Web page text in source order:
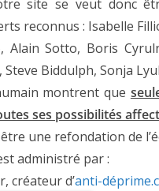
site se veut donc
reconnus : Isabelle
Sotto, Boris
Biddulph, Sonja
montrent que
ses possibilités
une refondation de
administré par :
créateur d’anti-